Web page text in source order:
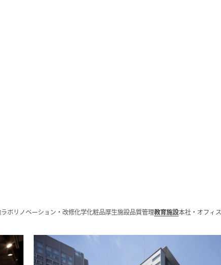
ラボリノベーション・改修化学化粧品厚生施設品質管理教育施設本社・オフィス